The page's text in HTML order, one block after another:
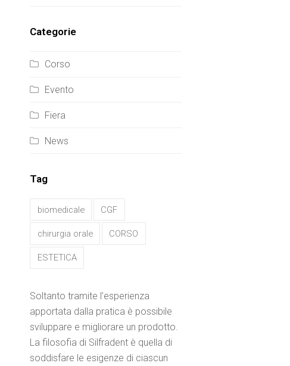
Categorie
Corso
Evento
Fiera
News
Tag
biomedicale CGF
chirurgia orale CORSO
ESTETICA
Soltanto tramite l’esperienza
apportata dalla pratica è possibile
sviluppare e migliorare un prodotto.
La filosofia di Silfradent è quella di
soddisfare le esigenze di ciascun